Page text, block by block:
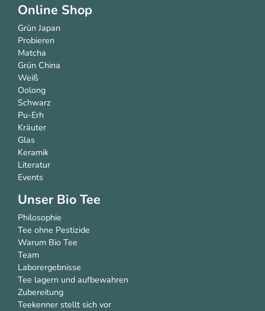
Online Shop
Grün Japan
Probieren
Matcha
Grün China
Weiß
Oolong
Schwarz
Pu-Erh
Kräuter
Glas
Keramik
Literatur
Events
Unser Bio Tee
Philosophie
Tee ohne Pestizide
Warum Bio Tee
Team
Laborergebnisse
Tee lagern und aufbewahren
Zubereitung
Teekenner stellt sich vor